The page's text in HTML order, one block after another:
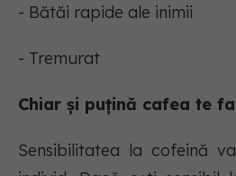
- Bătăi rapide ale inimii
- Tremurat
Chiar și puțină cafea te
Sensibilitatea la cofeină